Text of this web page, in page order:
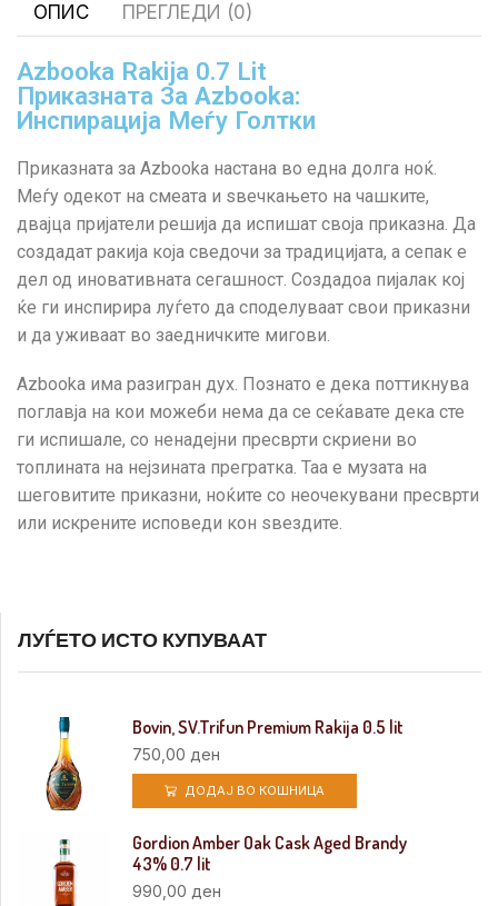
ОПИС ПРЕГЛЕДИ (0)
Azbooka Rakija 0.7 Lit
Приказната За Azbooka:
Инспирација Меѓу Голтки
Приказната за Azbooka настана во една долга ноќ.
Меѓу одекот на смеата и ѕвечкањето на чашките,
двајца пријатели решија да испишат своја приказна. Да
создадат ракија која сведочи за традицијата, а сепак е
дел од иновативната сегашност. Создадоа пијалак кој
ќе ги инспирира луѓето да споделуваат свои приказни
и да уживаат во заедничките мигови.
Azbooka има разигран дух. Познато е дека поттикнува
поглавја на кои можеби нема да се сеќавате дека сте
ги испишале, со ненадејни пресврти скриени во
топлината на нејзината прегратка. Таа е музата на
шеговитите приказни, ноќите со неочекувани пресврти
или искрените исповеди кон ѕвездите.
ЛУЃЕТО ИСТО КУПУВААТ
Bovin, SV.Trifun Premium Rakija 0.5 lit
750,00ден
ДОДАЈ ВО КОШНИЦА
Gordion Amber Oak Cask Aged Brandy
43% 0.7 lit
990,00 ден